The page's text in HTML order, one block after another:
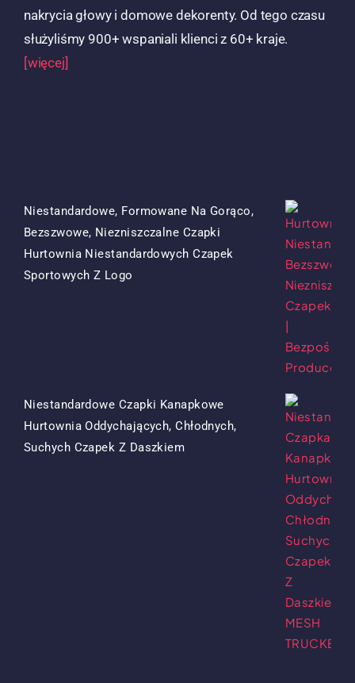
nakrycia głowy i domowe dekorenty. Od tego czasu
służyliśmy 900+ wspaniali klienci z 60+ kraje.
[więcej]
Niestandardowe, Formowane Na Gorąco,
Bezszwowe, Niezniszczalne Czapki
Hurtownia Niestandardowych Czapek
Sportowych Z Logo
Niestandardowe Czapki Kanapkowe
Hurtownia Oddychających, Chłodnych,
Suchych Czapek Z DaszkiemOryginalna
Obecna